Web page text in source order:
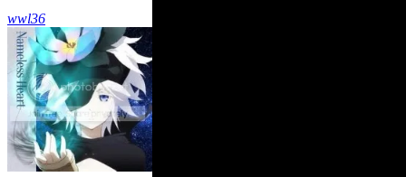
wwl36